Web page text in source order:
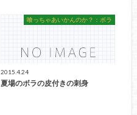
喰っちゃあいかんのか？：ボラ
2015.4.24
夏場のボラの皮付きの刺身